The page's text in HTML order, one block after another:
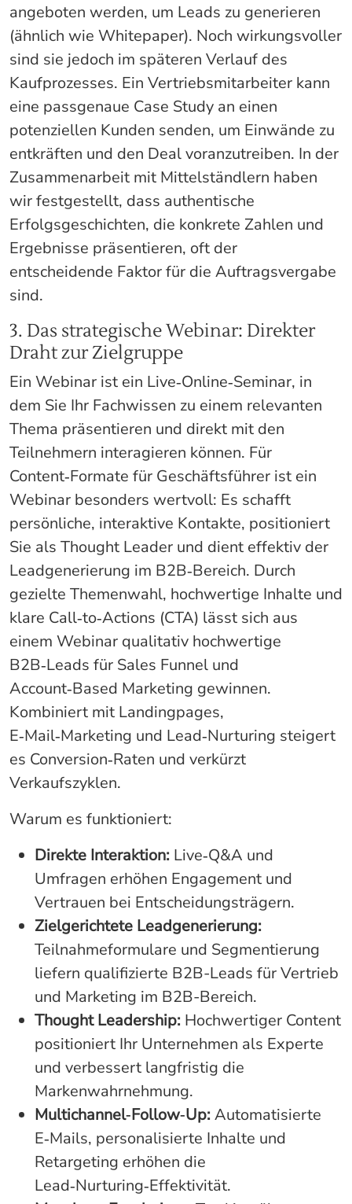
angeboten werden, um Leads zu generieren
(ähnlich wie Whitepaper). Noch wirkungsvoller
sind sie jedoch im späteren Verlauf des
Kaufprozesses. Ein Vertriebsmitarbeiter kann
eine passgenaue Case Study an einen
potenziellen Kunden senden, um Einwände zu
entkräften und den Deal voranzutreiben. In der
Zusammenarbeit mit Mittelständlern haben
wir festgestellt, dass authentische
Erfolgsgeschichten, die konkrete Zahlen und
Ergebnisse präsentieren, oft der
entscheidende Faktor für die Auftragsvergabe
sind.
3. Das strategische Webinar: Direkter
Draht zur Zielgruppe
Ein Webinar ist ein Live‑Online‑Seminar, in
dem Sie Ihr Fachwissen zu einem relevanten
Thema präsentieren und direkt mit den
Teilnehmern interagieren können. Für
Content‑Formate für Geschäftsführer ist ein
Webinar besonders wertvoll: Es schafft
persönliche, interaktive Kontakte, positioniert
Sie als Thought Leader und dient effektiv der
Leadgenerierung im B2B‑Bereich. Durch
gezielte Themenwahl, hochwertige Inhalte und
klare Call‑to‑Actions (CTA) lässt sich aus
einem Webinar qualitativ hochwertige
B2B‑Leads für Sales Funnel und
Account‑Based Marketing gewinnen.
Kombiniert mit Landingpages,
E‑Mail‑Marketing und Lead‑Nurturing steigert
es Conversion‑Raten und verkürzt
Verkaufszyklen.
Warum es funktioniert:
Direkte Interaktion: Live‑Q&A und
Umfragen erhöhen Engagement und
Vertrauen bei Entscheidungsträgern.
Zielgerichtete Leadgenerierung:
Teilnahmeformulare und Segmentierung
liefern qualifizierte B2B-Leads für Vertrieb
und Marketing im B2B-Bereich.
Thought Leadership: Hochwertiger Content
positioniert Ihr Unternehmen als Experte
und verbessert langfristig die
Markenwahrnehmung.
Multichannel‑Follow‑Up:Automatisierte
E‑Mails, personalisierte Inhalte und
Retargeting erhöhen die
Lead‑Nurturing‑Effektivität.